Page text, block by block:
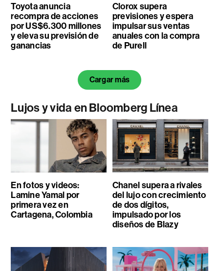
Toyota anuncia
recompra de acciones
por US$6.300 millones
y eleva su previsión de
ganancias
Clorox supera
previsiones y espera
impulsar sus ventas
anuales con la compra
de Purell
Cargar más
Lujos y vida en Bloomberg Línea
En fotos y videos:
Lamine Yamal por
primera vez en
Cartagena, Colombia
Chanel supera a rivales
del lujo con crecimiento
de dos dígitos,
impulsado por los
diseños de Blazy